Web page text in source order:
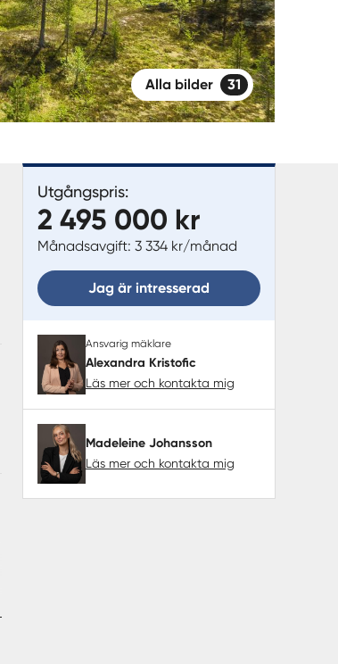
Alla bilder 31
Utgångspris:
2 495 000 kr
Månadsavgift: 3 334 kr/månad
Jag är intresserad
Ansvarig mäklare
Alexandra Kristofic
Läs mer och kontakta mig
Madeleine Johansson
Läs mer och kontakta mig